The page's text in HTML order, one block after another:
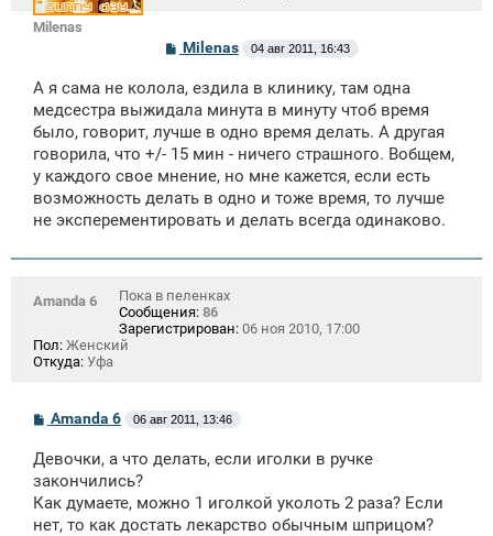
Milenas
С
б
щ
н
и
Milenas 04 авг 2011, 16:43
А я сама не колола, ездила в клинику, там одна
медсестра выжидала минута в минуту чтоб время
было, говорит, лучше в одно время делать. А другая
говорила, что +/- 15 мин - ничего страшного. Вобщем,
у каждого свое мнение, но мне кажется, если есть
возможность делать в одно и тоже время, то лучше
не эксперементировать и делать всегда одинаково.
Amanda 6
Пока в пеленках
Сообщения: 86
Зарегистрирован: 06 ноя 2010, 17:00
Пол: Женский
Откуда: Уфа
С
б
щ
н
и
Amanda 6 06 авг 2011, 13:46
Девочки, а что делать, если иголки в ручке
закончились?
Как думаете, можно 1 иголкой уколоть 2 раза? Если
нет, то как достать лекарство обычным шприцом?